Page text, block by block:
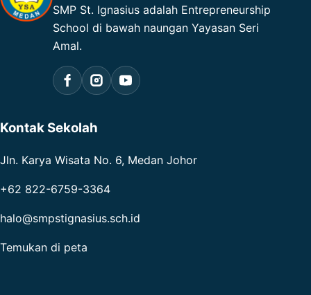
SMP St. Ignasius adalah Entrepreneurship
School di bawah naungan Yayasan Seri
Amal.
Kontak Sekolah
Jln. Karya Wisata No. 6, Medan Johor
+62 822-6759-3364
halo@smpstignasius.sch.id
Temukan di peta